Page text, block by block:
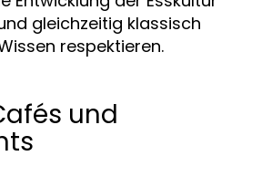
gleichzeitig klassisch
respektieren.
und